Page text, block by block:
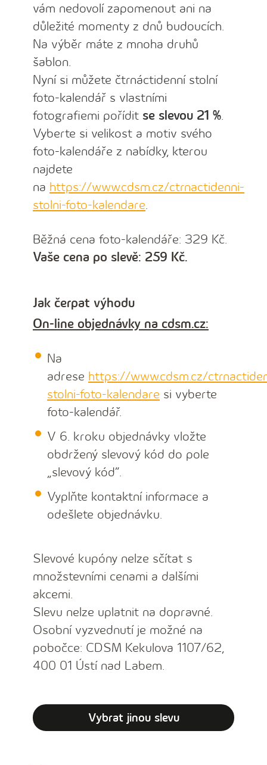
vám nedovolí zapomenout ani na
důležité momenty z dnů budoucích.
Na výběr máte z mnoha druhů
šablon.
Nyní si můžete čtrnáctidenní stolní
foto-kalendář s vlastními
fotografiemi pořídit se slevou 21 %.
Vyberte si velikost a motiv svého
foto-kalendáře z nabídky, kterou
najdete
na https://www.cdsm.cz/ctrnactidenni-
stolni-foto-kalendare.
Běžná cena foto-kalendáře: 329 Kč.
Vaše cena po slevě: 259 Kč.
Jak čerpat výhodu
On-line objednávky na cdsm.cz:
Na
adrese https://www.cdsm.cz/
stolni-foto-kalendare si vyberte
foto-kalendář.
V 6. kroku objednávky vložte
obdržený slevový kód do pole
„slevový kód“.
Vyplňte kontaktní informace a
odešlete objednávku.
Slevové kupóny nelze sčítat s
množstevními cenami a dalšími
akcemi.
Slevu nelze uplatnit na dopravné.
Osobní vyzvednutí je možné na
pobočce: CDSM Kekulova 1107/62,
400 01 Ústí nad Labem.
Vybrat jinou slevu